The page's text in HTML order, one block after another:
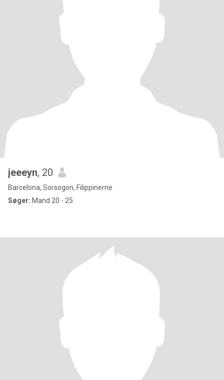
jeeeyn, 20
Barcelona, Sorsogon, Filippinerne
Søger: Mand 20 - 25